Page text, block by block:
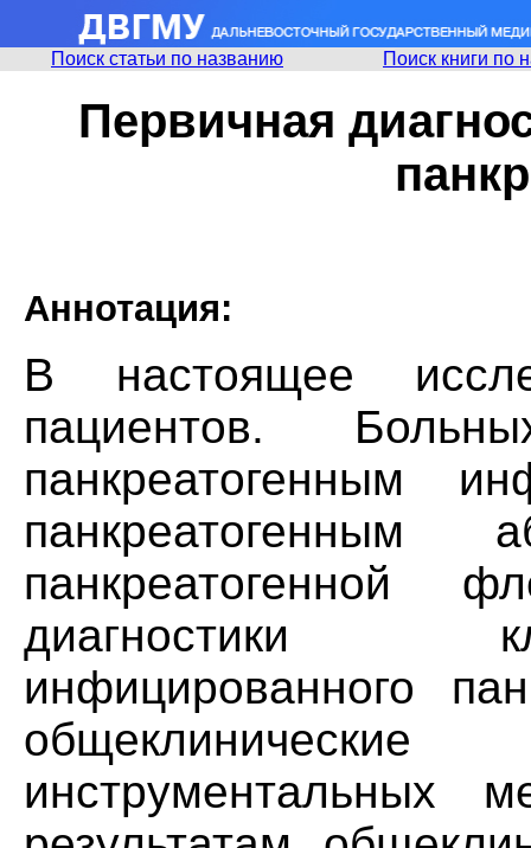
Поиск статьи по названию Поиск книги по
Первичная
Аннотация:
В настоящее
пациентов.
панкреатогенным
диагностики
инфицированного
инструментальных